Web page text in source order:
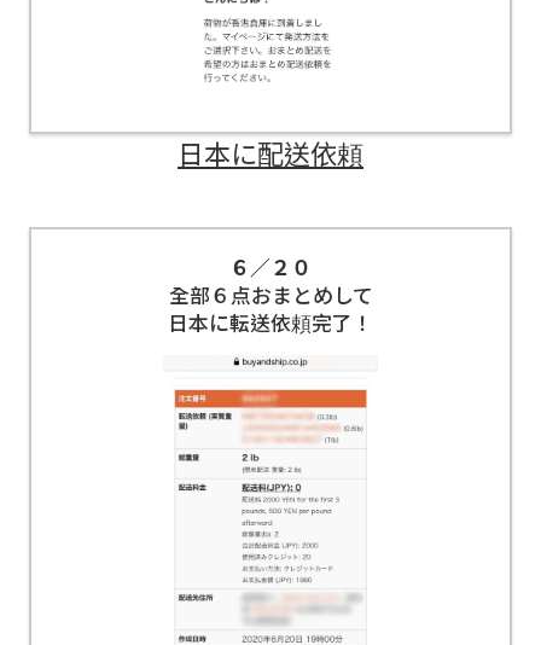
日本に配送依頼
６／２０
全部６点おまとめして
日本に転送依頼完了！